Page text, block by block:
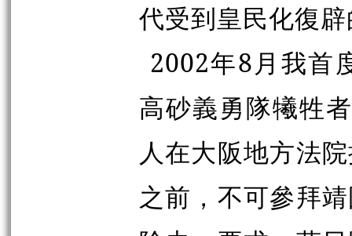
代受到皇民化復
2002年8月我首
高砂義勇隊犧牲
人在大阪地方法
之前，不可參拜